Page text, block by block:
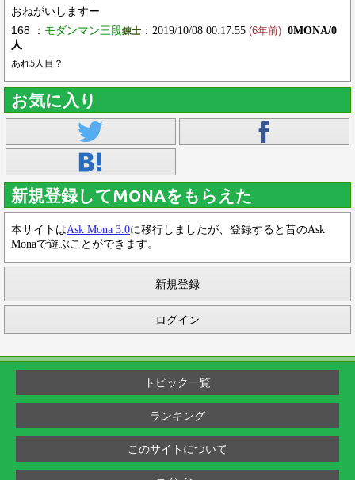
おねがいしますー
168 ： モダンマン三段錬士 ：2019/10/08 00:17:55 (6年前) 0MONA/0
人
あれ5人目？
お気に入り
新規登録してMONAをもらえた
本サイトはAsk Mona 3.0に移行しましたが、登録すると昔のAsk
Monaで遊ぶことができます。
新規登録
ログイン
トピック一覧
ランキング
このサイトについて